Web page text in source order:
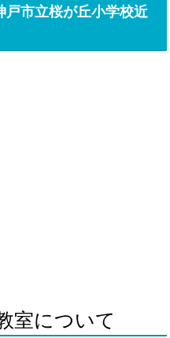
市立桜が丘小学校近
室について